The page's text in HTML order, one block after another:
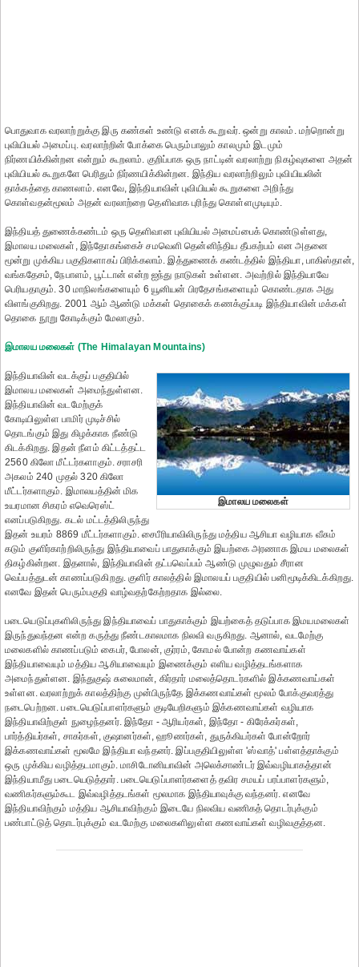
பொதுவாக வரலாற்றுக்கு இரு கண்கள் உண்டு எனக் கூறுவர். ஒன்று காலம். மற்றொன்று
புவியியல் அமைப்பு. வரலாற்றின் போக்கை பெரும்பாலும் காலமும் இடமும்
நிர்ணயிக்கின்றன என்றும் கூறலாம். குறிப்பாக ஒரு நாட்டின் வரலாற்று நிகழ்வுகளை அதன்
புவியியல் கூறுகளே பெரிதும் நிர்ணயிக்கின்றன. இந்திய வரலாற்றிலும் புவியியலின்
தாக்கத்தை காணலாம். எனவே, இந்தியாவின் புவியியல் கூறுகளை அறிந்து
கொள்வதன்மூலம் அதன் வரலாற்றை தெளிவாக புரிந்து கொள்ளமுடியும்.
இந்தியத் துணைக்கண்டம் ஒரு தெளிவான புவியியல் அமைப்பைக் கொண்டுள்ளது,
இமாலய மலைகள், இந்தோகங்கைச் சமவெளி தென்னிந்திய தீபகற்பம் என அதனை
மூன்று முக்கிய பகுதிகளாகப் பிரிக்கலாம். இத்துணைக் கண்டத்தில் இந்தியா, பாகிஸ்தான்,
வங்கதேசம், நேபாளம், பூட்டான் என்ற ஐந்து நாடுகள் உள்ளன. அவற்றில் இந்தியாவே
பெரியதாகும். 30 மாநிலங்களையும் 6 யூனியன் பிரதேசங்களையும் கொண்டதாக அது
விளங்குகிறது. 2001 ஆம் ஆண்டு மக்கள் தொகைக் கணக்குப்படி இந்தியாவின் மக்கள்
தொகை நூறு கோடிக்கும் மேலாகும்.
இமாலய மலைகள் (The Himalayan Mountains)
இமாலய மலைகள்
இந்தியாவின் வடக்குப் பகுதியில்
இமாலய மலைகள் அமைந்துள்ளன.
இந்தியாவின் வடமேற்குக்
கோடியிலுள்ள பாமிர் முடிச்சில்
தொடங்கும் இது கிழக்காக நீண்டு
கிடக்கிறது. இதன் நீளம் கிட்டத்தட்ட
2560 கிலோ மீட்டர்களாகும். சராசரி
அகலம் 240 முதல் 320 கிலோ
மீட்டர்களாகும். இமாலயத்தின் மிக
உயரமான சிகரம் எவெரெஸ்ட்
எனப்படுகிறது. கடல் மட்டத்திலிருந்து
இதன் உயரம் 8869 மீட்டர்களாகும். சைபீரியாவிலிருந்து மத்திய ஆசியா வழியாக வீசும்
கடும் குளிர்காற்றிலிருந்து இந்தியாவைப் பாதுகாக்கும் இயற்கை அரணாக இமய மலைகள்
திகழ்கின்றன. இதனால், இந்தியாவின் தட்பவெப்பம் ஆண்டு முழுவதும் சீரான
வெப்பத்துடன் காணப்படுகிறது. குளிர் காலத்தில் இமாலயப் பகுதியில் பனிமூடிக்கிடக்கிறது.
எனவே இதன் பெரும்பகுதி வாழ்வதற்கேற்றதாக இல்லை.
படையெடுப்புகளிலிருந்து இந்தியாவைப் பாதுகாக்கும் இயற்கைத் தடுப்பாக இமயமலைகள்
இருந்துவந்தன என்ற கருத்து நீண்டகாலமாக நிலவி வருகிறது. ஆனால், வடமேற்கு
மலைகளில் காணப்படும் கைபர், போலன், குர்ரம், கோமல் போன்ற கணவாய்கள்
இந்தியாவையும் மத்திய ஆசியாவையும் இணைக்கும் எளிய வழித்தடங்களாக
அமைந்துள்ளன. இந்துகுஷ் சுலைமான், கிர்தார் மலைத்தொடர்களில் இக்கணவாய்கள்
உள்ளன. வரலாற்றுக் காலத்திற்கு முன்பிருந்தே இக்கணவாய்கள் மூலம் போக்குவரத்து
நடைபெற்றன. படையெடுப்பாளர்களும் குடியேறிகளும் இக்கணவாய்கள் வழியாக
இந்தியாவிற்குள் நுழைந்தனர். இந்தோ - ஆரியர்கள், இந்தோ - கிரேக்கர்கள்,
பார்த்தியர்கள், சாகர்கள், குஷானர்கள், ஹூணர்கள், துருக்கியர்கள் போன்றோர்
இக்கணவாய்கள் மூலமே இந்தியா வந்தனர். இப்பகுதியிலுள்ள 'ஸ்வாத்' பள்ளத்தாக்கும்
ஒரு முக்கிய வழித்தடமாகும். மாசிடோனியாவின் அலெக்சாண்டர் இவ்வழியாகத்தான்
இந்தியாமீது படையெடுத்தார். படையெடுப்பாளர்களைத் தவிர சமயப் பரப்பாளர்களும்,
வணிகர்களும்கூட இவ்வழித்தடங்கள் மூலமாக இந்தியாவுக்கு வந்தனர். எனவே
இந்தியாவிற்கும் மத்திய ஆசியாவிற்கும் இடையே நிலவிய வணிகத் தொடர்புக்கும்
பண்பாட்டுத் தொடர்புக்கும் வடமேற்கு மலைகளிலுள்ள கணவாய்கள் வழிவகுத்தன.